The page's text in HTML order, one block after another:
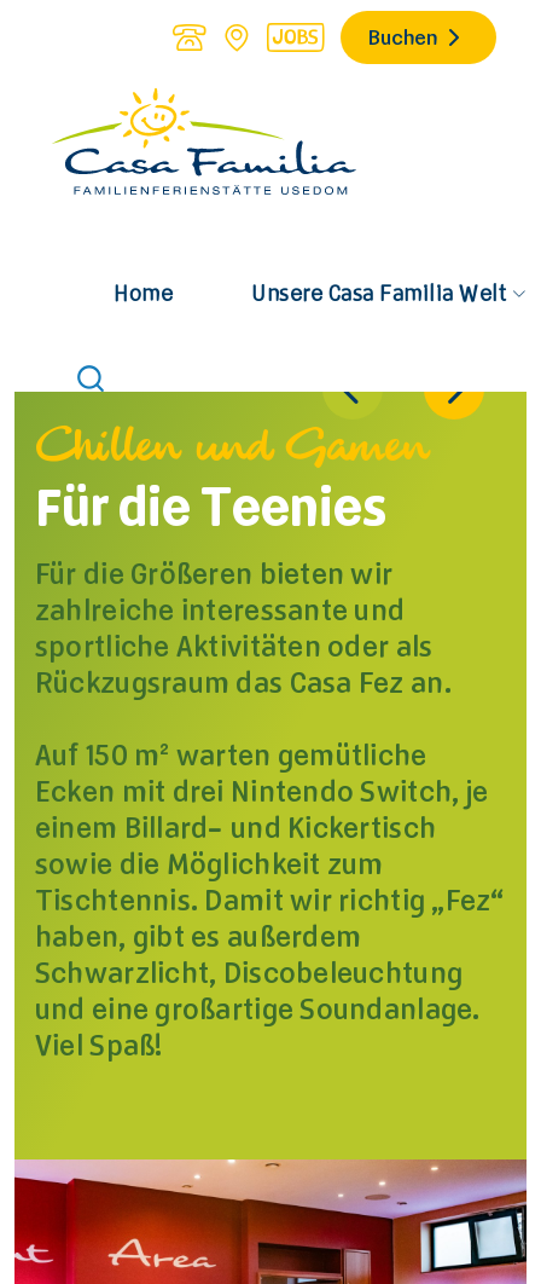
Buchen
Home Unsere Casa Familia Welt
Casa Fez
Chillen und Gamen
Für die Teenies
Für die Größeren bieten wir
zahlreiche interessante und
sportliche Aktivitäten oder als
Rückzugsraum das Casa Fez an.
Auf 150 m² warten gemütliche
Ecken mit drei Nintendo Switch, je
einem Billard- und Kickertisch
sowie die Möglichkeit zum
Tischtennis. Damit wir richtig „Fez“
haben, gibt es außerdem
Schwarzlicht, Discobeleuchtung
und eine großartige Soundanlage.
Viel Spaß!